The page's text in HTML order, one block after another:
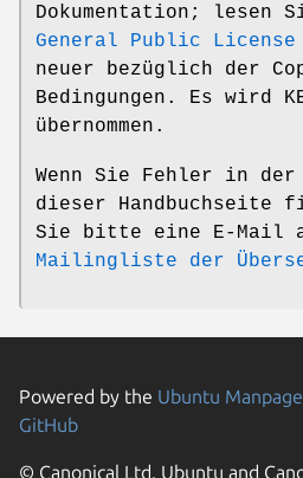
Dokumentation; lesen
General Public
neuer bezüglich der
Bedingungen. Es wird
übernommen.
Wenn Sie Fehler in der
dieser Handbuchseite
Sie bitte eine E-Mail
Mailingliste der
Powered by the Ubuntu
GitHub
© Canonical Ltd. Ubuntu and